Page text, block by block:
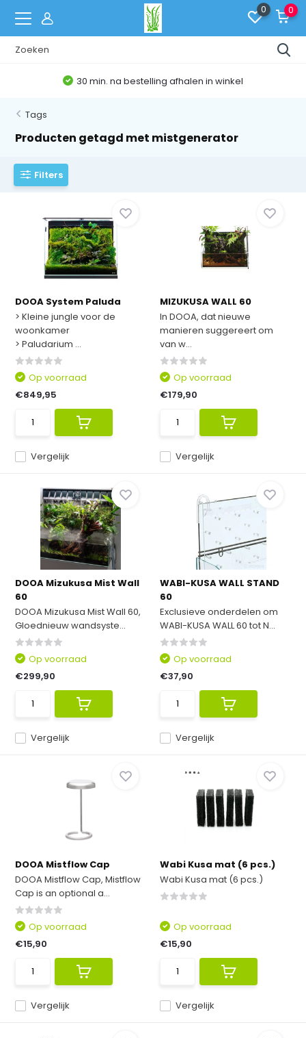
0 0
30 min. na bestelling afhalen in winkel
Tags
Producten getagd met mistgenerator
Filters
DOOA System Paluda
> Kleine jungle voor de
woonkamer
> Paludarium ...
Vergelijk
Op voorraad
€849,95
MIZUKUSA WALL 60
In DOOA, dat nieuwe
manieren suggereert om
van w...
Vergelijk
Op voorraad
€179,90
DOOA Mizukusa Mist Wall
60
DOOA Mizukusa Mist Wall 60,
Gloednieuw wandsyste...
Vergelijk
Op voorraad
€299,90
WABI-KUSA WALL STAND
60
Exclusieve onderdelen om
WABI-KUSA WALL 60 tot N...
Vergelijk
Op voorraad
€37,90
DOOA Mistflow Cap
DOOA Mistflow Cap, Mistflow
Cap is an optional a...
Vergelijk
Op voorraad
€15,90
Wabi Kusa mat (6 pcs.)
Wabi Kusa mat (6 pcs.)
Vergelijk
Op voorraad
€15,90